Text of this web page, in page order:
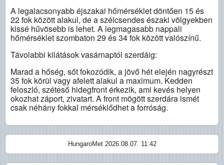
A legalacsonyabb éjszakai hőmérséklet döntően 15 és
22 fok között alakul, de a szélcsendes északi völgyekben
kissé hűvösebb is lehet. A legmagasabb nappali
hőmérséklet szombaton 29 és 34 fok között valószínű.
Távolabbi kilátások vasárnaptól szerdáig:
Marad a hőség, sőt fokozódik, a jövő hét elején nagyrészt
35 fok körül vagy afelett alakul a maximum. Kedden
feloszló, széteső hidegfront érkezik, ami kevés helyen
okozhat záport, zivatart. A front mögött szerdára ismét
csak néhány fokkal mérséklődhet a forróság.
HungaroMet 2026.08.07. 11:42